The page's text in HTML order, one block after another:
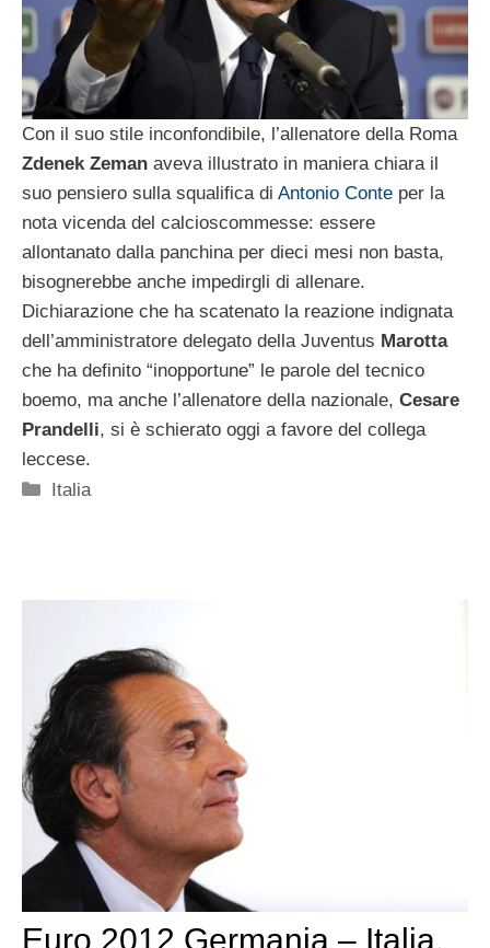
Con il suo stile inconfondibile, l’allenatore della Roma
Zdenek Zeman aveva illustrato in maniera chiara il
suo pensiero sulla squalifica di Antonio Conte per la
nota vicenda del calcioscommesse: essere
allontanato dalla panchina per dieci mesi non basta,
bisognerebbe anche impedirgli di allenare.
Dichiarazione che ha scatenato la reazione indignata
dell’amministratore delegato della Juventus Marotta
che ha definito “inopportune” le parole del tecnico
boemo, ma anche l’allenatore della nazionale, Cesare
Prandelli, si è schierato oggi a favore del collega
leccese.
Categorie
Italia
Euro 2012 Germania – Italia,